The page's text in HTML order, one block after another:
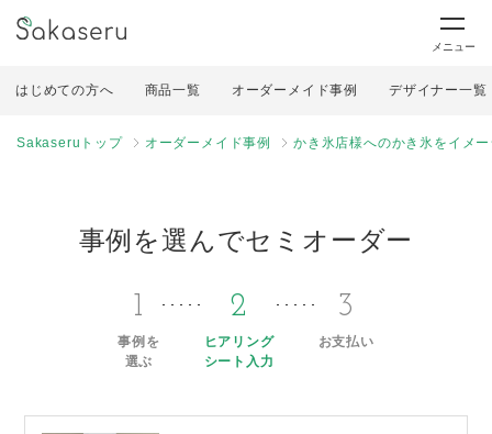
メニュー
はじめての方へ 商品一覧 オーダーメイド事例 デザイナー一覧
Sakaseruトップ オーダーメイド事例 かき氷店様へのかき氷をイメ
事例を選んでセミオーダー
1
事例を
選ぶ
2
ヒアリング
シート入力
3
お支払い